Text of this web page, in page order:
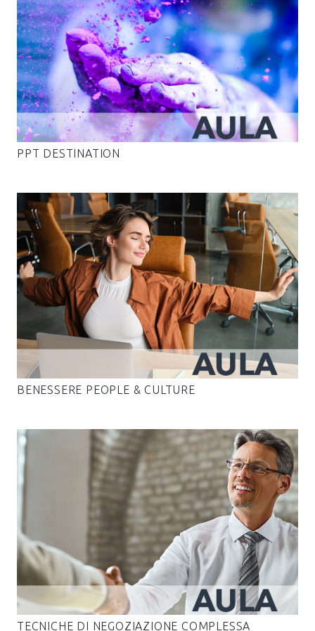
PPT DESTINATION
BENESSERE PEOPLE & CULTURE
TECNICHE DI NEGOZIAZIONE COMPLESSA